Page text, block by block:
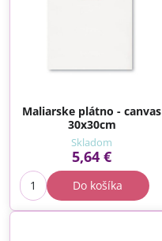
Maliarske plátno - canvas
30x30cm
Skladom
5,64 €
Do košíka